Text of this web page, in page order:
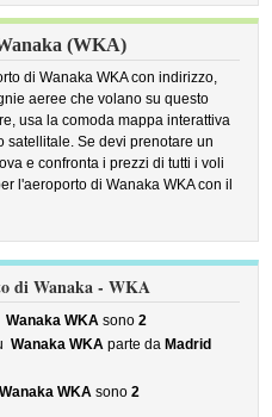
(WKA)
di Wanaka WKA con indirizzo,
aeree che volano su questo
usa la comoda mappa interattiva
satellitale. Se devi prenotare un
e confronta i prezzi di tutti i voli
l'aeroporto di Wanaka WKA con il
di Wanaka - WKA
Wanaka WKA sono2
Wanaka WKA parte da Madrid
Wanaka WKA sono2